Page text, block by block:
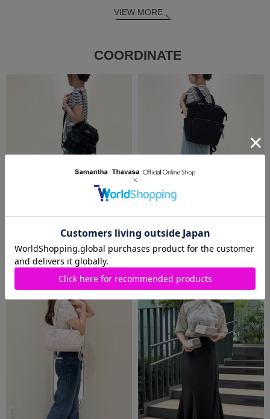
VIEW MORE
COORDINATE
2026.08.09
Samantha Thavasa
2026.08.08
Samantha Thavasa